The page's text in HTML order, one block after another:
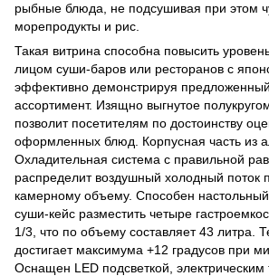
рыбные блюда, не подсушивая при этом
морепродукты и рис.
Такая витрина способна повысить
лицом суши-баров или ресторанов с
эффективно демонстрируя
ассортимент. Изящно выгнутое
позволит посетителям по достоинству
оформленных блюд. Корпусная часть из
Охладительная система с правильной
распределит воздушный холодный поток
камерному объему. Способен
суши-кейс разместить четыре
1/3, что по объему составляет 43 литра.
достигает максимума +12 градусов при
Оснащен LED подсветкой, электрическим